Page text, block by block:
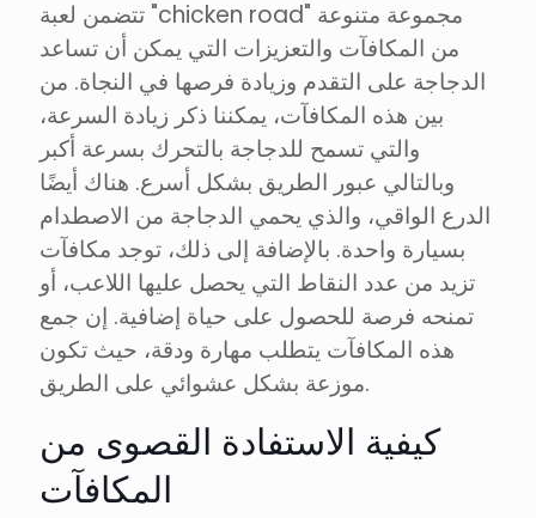
تتضمن لعبة "chicken road" مجموعة متنوعة
من المكافآت والتعزيزات التي يمكن أن تساعد
الدجاجة على التقدم وزيادة فرصها في النجاة. من
بين هذه المكافآت، يمكننا ذكر زيادة السرعة،
والتي تسمح للدجاجة بالتحرك بسرعة أكبر
وبالتالي عبور الطريق بشكل أسرع. هناك أيضًا
الدرع الواقي، والذي يحمي الدجاجة من الاصطدام
بسيارة واحدة. بالإضافة إلى ذلك، توجد مكافآت
تزيد من عدد النقاط التي يحصل عليها اللاعب، أو
تمنحه فرصة للحصول على حياة إضافية. إن جمع
هذه المكافآت يتطلب مهارة ودقة، حيث تكون
موزعة بشكل عشوائي على الطريق.
كيفية الاستفادة القصوى من
المكافآت